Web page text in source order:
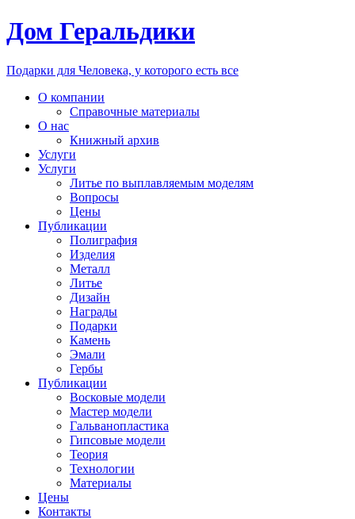
Дом Геральдики
Подарки для Человека, у которого есть все
О компании
Справочные материалы
О нас
Книжный архив
Услуги
Услуги
Литье по выплавляемым моделям
Вопросы
Цены
Публикации
Полиграфия
Изделия
Металл
Литье
Дизайн
Награды
Подарки
Камень
Эмали
Гербы
Публикации
Восковые модели
Мастер модели
Гальванопластика
Гипсовые модели
Теория
Технологии
Материалы
Цены
Контакты